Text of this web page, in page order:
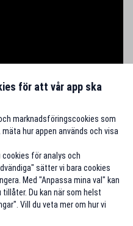
för att vår app ska
marknadsföringscookies som
hur appen används och visa
cookies för analys och
sätter vi bara cookies
Med "Anpassa mina val" kan
Du kan när som helst
Vill du veta mer om hur vi